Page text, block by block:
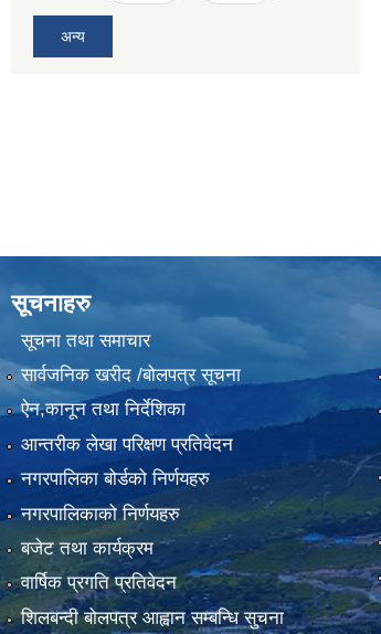
अन्य
सूचनाहरु
सूचना तथा समाचार
सार्वजनिक खरीद /बोलपत्र सूचना
ऐन,कानून तथा निर्देशिका
आन्तरीक लेखा परिक्षण प्रतिवेदन
नगरपालिका बोर्डको निर्णयहरु
नगरपालिकाको निर्णयहरु
बजेट तथा कार्यक्रम
वार्षिक प्रगति प्रतिवेदन
शिलबन्दी बोलपत्र आह्वान सम्बन्धि सुचना